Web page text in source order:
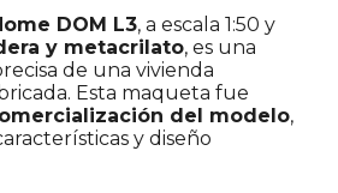
DOM L3, a escala 1:50 y
y metacrilato, es una
de una vivienda
Esta maqueta fue
del modelo,
y diseño